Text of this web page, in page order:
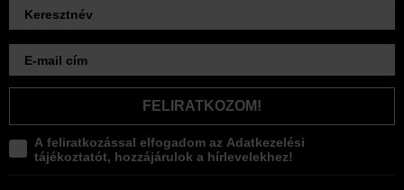
FELIRATKOZOM!
A feliratkozással elfogadom az Adatkezelési
tájékoztatót, hozzájárulok a hírlevelekhez!